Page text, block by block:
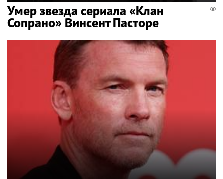
Умер звезда сериала «Клан
Сопрано» Винсент Пасторе